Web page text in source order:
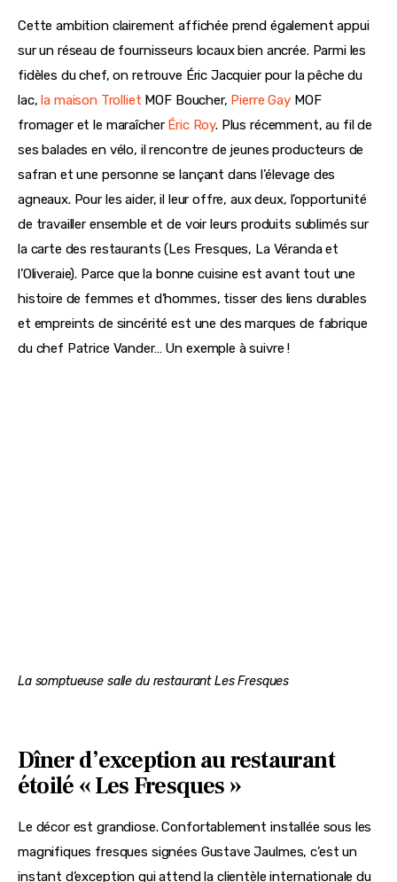
Cette ambition clairement affichée prend également appui
sur un réseau de fournisseurs locaux bien ancrée. Parmi les
fidèles du chef, on retrouve Éric Jacquier pour la pêche du
lac, la maison Trolliet MOF Boucher, Pierre Gay MOF
fromager et le maraîcher Éric Roy. Plus récemment, au fil de
ses balades en vélo, il rencontre de jeunes producteurs de
safran et une personne se lançant dans l’élevage des
agneaux. Pour les aider, il leur offre, aux deux, l’opportunité
de travailler ensemble et de voir leurs produits sublimés sur
la carte des restaurants (Les Fresques, La Véranda et
l’Oliveraie). Parce que la bonne cuisine est avant tout une
histoire de femmes et d’hommes, tisser des liens durables
et empreints de sincérité est une des marques de fabrique
du chef Patrice Vander… Un exemple à suivre !
La somptueuse salle du restaurant Les Fresques
Dîner d’exception au restaurant
étoilé « Les Fresques »
Le décor est grandiose. Confortablement installée sous les
magnifiques fresques signées Gustave Jaulmes, c’est un
instant d’exception qui attend la clientèle internationale du